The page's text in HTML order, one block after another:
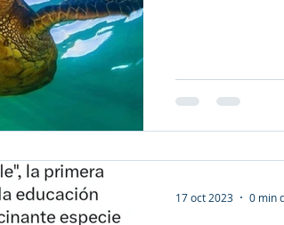
17 oct 2023 0 min